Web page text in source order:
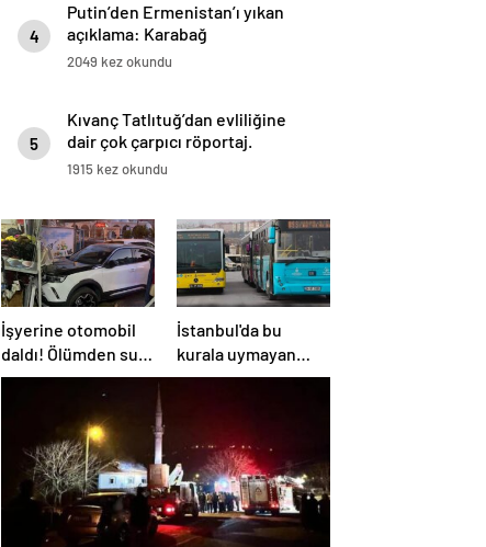
4
Putin’den Ermenistan’ı yıkan
açıklama: Karabağ
Azerbaycan’ın ayrılmaz bir
2049 kez okundu
5
Kıvanç Tatlıtuğ’dan evliliğine
dair çok çarpıcı röportaj.
1915 kez okundu
İşyerine otomobil
daldı! Ölümden sun
anda kurtuldular
İstanbul'da bu
kurala uymayan
özel halk otobüsleri